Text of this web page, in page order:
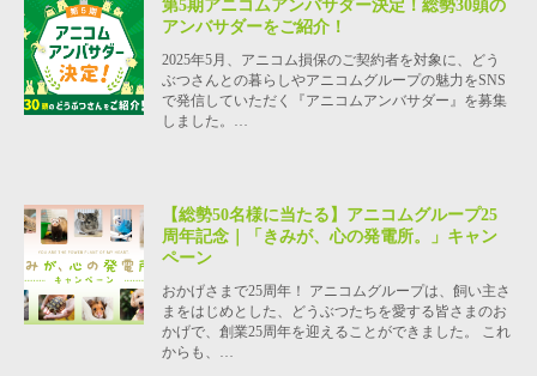
第5期アニコムアンバサダー決定！総勢30頭の
アンバサダーをご紹介！
2025年5月、アニコム損保のご契約者を対象に、どう
ぶつさんとの暮らしやアニコムグループの魅力をSNS
で発信していただく『アニコムアンバサダー』を募集
しました。…
【総勢50名様に当たる】アニコムグループ25
周年記念｜「きみが、心の発電所。」キャン
ペーン
おかげさまで25周年！ アニコムグループは、飼い主さ
まをはじめとした、どうぶつたちを愛する皆さまのお
かげで、創業25周年を迎えることができました。 これ
からも、…